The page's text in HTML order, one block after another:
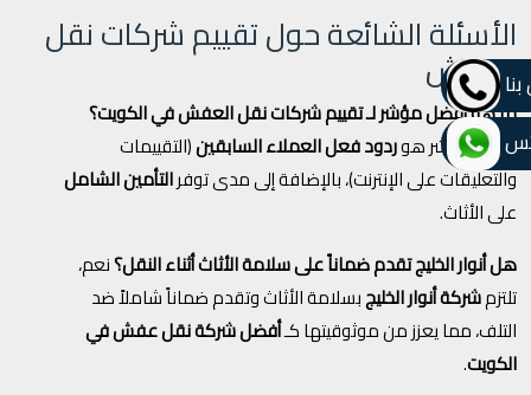
الأسئلة الشائعة حول تقييم شركات نقل
العفش
ما هو أفضل مؤشر لـ تقييم شركات نقل العفش في الكويت؟
أفضل مؤشر هوردود فعل العملاء السابقين(التقييمات
والتعليقات على الإنترنت)، بالإضافة إلى مدى توفرالتأمين الشامل
على الأثاث.
هل أنوار الخليج تقدم ضماناً على سلامة الأثاث أثناء النقل؟نعم،
تلتزمشركة أنوار الخليجبسلامة الأثاث وتقدم ضماناً شاملاً ضد
التلف، مما يعزز من موثوقيتها كـأفضل شركة نقل عفش في
الكويت.